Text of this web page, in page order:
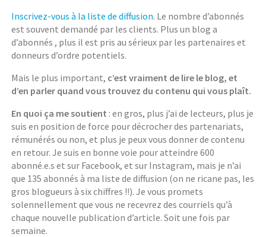
Inscrivez-vous à la liste de diffusion. Le nombre d’abonnés
est souvent demandé par les clients. Plus un blog a
d’abonnés , plus il est pris au sérieux par les partenaires et
donneurs d’ordre potentiels.
Mais le plus important, c’est vraiment de lire le blog, et
d’en parler quand vous trouvez du contenu qui vous plaît.
En quoi ça me soutient : en gros, plus j’ai de lecteurs, plus je
suis en position de force pour décrocher des partenariats,
rémunérés ou non, et plus je peux vous donner de contenu
en retour. Je suis en bonne voie pour atteindre 600
abonné.e.s et sur Facebook, et sur Instagram, mais je n’ai
que 135 abonnés à ma liste de diffusion (on ne ricane pas, les
gros blogueurs à six chiffres !!). Je vous promets
solennellement que vous ne recevrez des courriels qu’à
chaque nouvelle publication d’article. Soit une fois par
semaine.